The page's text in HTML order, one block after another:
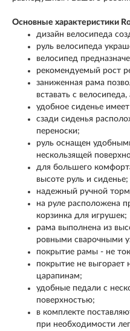
Основные характеристики
дизайн велосипеда
руль велосипеда
велосипед
рекомендуемый рост
заниженная рама
вставать с
удобное сиденье
сзади сиденья
переноски;
руль оснащен
нескользящей
для большего
высоте руль и сиденье;
надежный ручной
на руле расположена
корзинка для игрушек;
рама выполнена из
ровными сварочными
покрытие рамы - не
покрытие не выгорает
царапинам;
удобные педали с
поверхностью;
в комплекте
при необходимости